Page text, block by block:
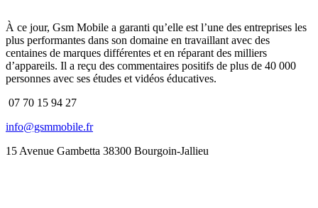
À ce jour, Gsm Mobile a garanti qu’elle est l’une des entreprises les
plus performantes dans son domaine en travaillant avec des
centaines de marques différentes et en réparant des milliers
d’appareils. Il a reçu des commentaires positifs de plus de 40 000
personnes avec ses études et vidéos éducatives.
07 70 15 94 27
info@gsmmobile.fr
15 Avenue Gambetta 38300 Bourgoin-Jallieu